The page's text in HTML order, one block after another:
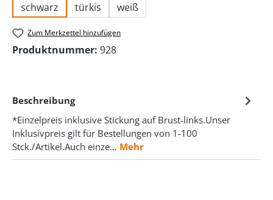
schwarz
türkis weiß
Zum Merkzettel hinzufügen
Produktnummer: 928
Beschreibung
*Einzelpreis inklusive Stickung auf Brust-links.Unser
Inklusivpreis gilt für Bestellungen von 1-100
Stck./Artikel.Auch einze… Mehr